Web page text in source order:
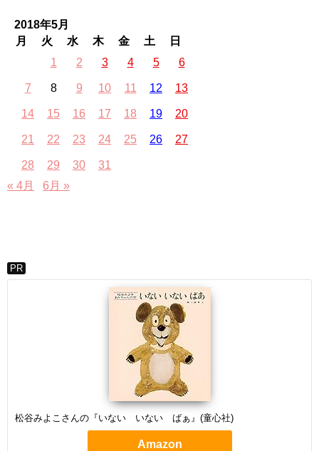
2018年5月
月
火 水 木 金 土
日
1
2 3 4 5 6
7 8 9 10 11 12 13
14 15 16 17 18 19 20
21 22 23 24 25 26 27
28 29 30
31
« 4月
6月 »
PR
松谷みよこさんの『いない いない ばぁ』(童心社)
Amazon